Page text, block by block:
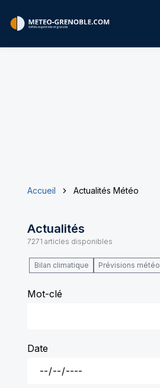
Accueil Actualités Météo
Actualités
7271 articles disponibles
Bilan climatique Prévisions météo
Mot-clé
Date